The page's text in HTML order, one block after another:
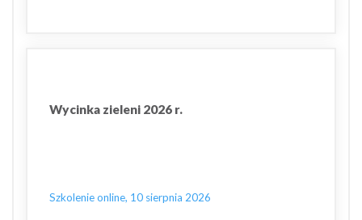
Wycinka zieleni 2026 r.
Szkolenie online, 10 sierpnia 2026